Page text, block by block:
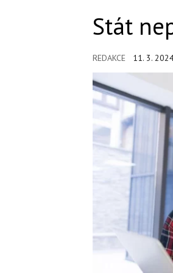
Stát
REDAKCE 11. 3.